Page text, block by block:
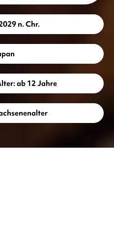
n. Chr.
ab 12 Jahre